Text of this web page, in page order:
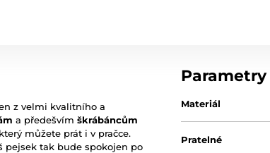
z velmi kvalitního a
a předešvím škrábáncům
můžete prát i v pračce.
pejsek tak bude spokojen po
Parametry
Materiál
Pratelné